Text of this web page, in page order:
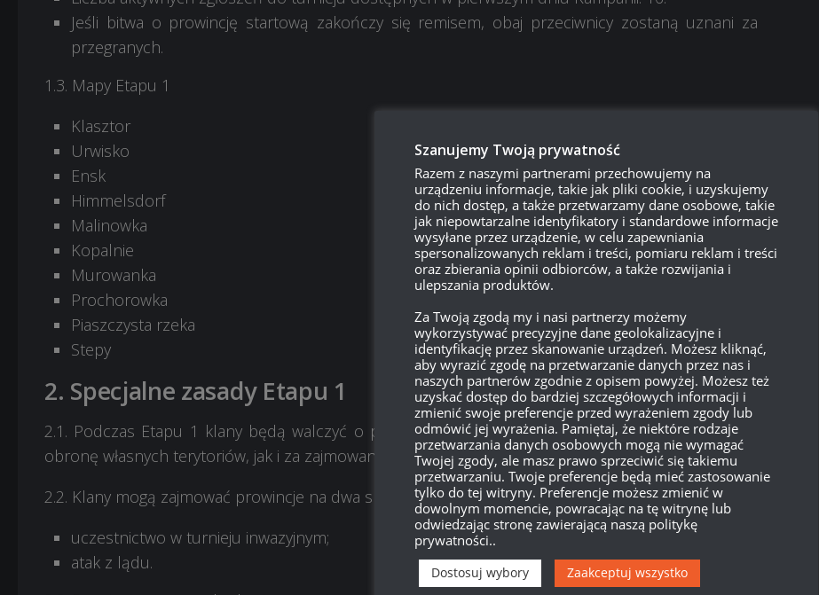
Jeśli bitwa o prowincję startową zakończy się remisem, obaj przeciwnicy zostaną uznani za
przegranych.
1.3. Mapy Etapu 1
Klasztor
Urwisko
Ensk
Himmelsdorf
Malinowka
Kopalnie
Murowanka
Prochorowka
Piaszczysta rzeka
Stepy
2. Specjalne zasady Etapu 1
2.1. Podczas Etapu 1 klany będą walczyć o prowincje. Będą zdobywać Punkty Sławy zarówno za
obronę własnych terytoriów, jak i za zajmowanie nowych.
2.2. Klany mogą zajmować prowincje na dwa sposoby:
uczestnictwo w turnieju inwazyjnym;
atak z lądu.
Szanujemy Twoją prywatność
Razem z naszymi partnerami przechowujemy na
urządzeniu informacje, takie jak pliki cookie, i uzyskujemy
do nich dostęp, a także przetwarzamy dane osobowe, takie
jak niepowtarzalne identyfikatory i standardowe informacje
wysyłane przez urządzenie, w celu zapewniania
spersonalizowanych reklam i treści, pomiaru reklam i treści
oraz zbierania opinii odbiorców, a także rozwijania i
ulepszania produktów.
Za Twoją zgodą my i nasi partnerzy możemy
wykorzystywać precyzyjne dane geolokalizacyjne i
identyfikację przez skanowanie urządzeń. Możesz kliknąć,
aby wyrazić zgodę na przetwarzanie danych przez nas i
naszych partnerów zgodnie z opisem powyżej. Możesz też
uzyskać dostęp do bardziej szczegółowych informacji i
zmienić swoje preferencje przed wyrażeniem zgody lub
odmówić jej wyrażenia. Pamiętaj, że niektóre rodzaje
przetwarzania danych osobowych mogą nie wymagać
Twojej zgody, ale masz prawo sprzeciwić się takiemu
przetwarzaniu. Twoje preferencje będą mieć zastosowanie
tylko do tej witryny. Preferencje możesz zmienić w
dowolnym momencie, powracając na tę witrynę lub
odwiedzając stronę zawierającą naszą politykę
prywatności..
Dostosuj wybory Zaakceptuj wszystko